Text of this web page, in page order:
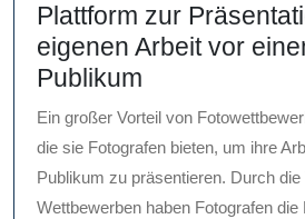
Plattform zur
eigenen Arbeit vor
Publikum
Ein großer Vorteil von
die sie Fotografen bieten, um ihre
Publikum zu präsentieren. Durch
Wettbewerben haben Fotografen